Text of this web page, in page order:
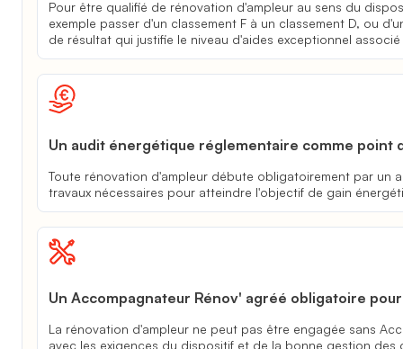
Pour être qualifié de rénovation d'ampleur au sens du
exemple passer d'un classement F à un classement D, ou
de résultat qui justifie le niveau d'aides exceptionnel
Un audit énergétique réglementaire comme point
Toute rénovation d'ampleur débute obligatoirement par un
travaux nécessaires pour atteindre l'objectif de gain
Un Accompagnateur Rénov' agréé obligatoire
La rénovation d'ampleur ne peut pas être engagée sans
avec les exigences du dispositif et de la bonne gestion